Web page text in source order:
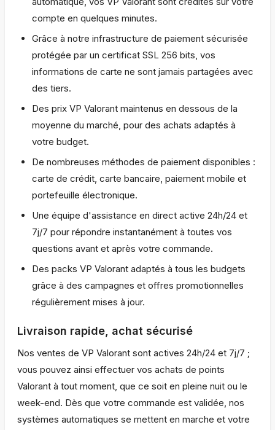
compte en quelques minutes.
Grâce à notre infrastructure de paiement sécurisée
protégée par un certificat SSL 256 bits, vos
informations de carte ne sont jamais partagées avec
des tiers.
Des prix VP Valorant maintenus en dessous de la
moyenne du marché, pour des achats adaptés à
votre budget.
De nombreuses méthodes de paiement disponibles :
carte de crédit, carte bancaire, paiement mobile et
portefeuille électronique.
Une équipe d'assistance en direct active 24h/24 et
7j/7 pour répondre instantanément à toutes vos
questions avant et après votre commande.
Des packs VP Valorant adaptés à tous les budgets
grâce à des campagnes et offres promotionnelles
régulièrement mises à jour.
Livraison rapide, achat sécurisé
Nos ventes de VP Valorant sont actives 24h/24 et 7j/7 ;
vous pouvez ainsi effectuer vos achats de points
Valorant à tout moment, que ce soit en pleine nuit ou le
week-end. Dès que votre commande est validée, nos
systèmes automatiques se mettent en marche et votre